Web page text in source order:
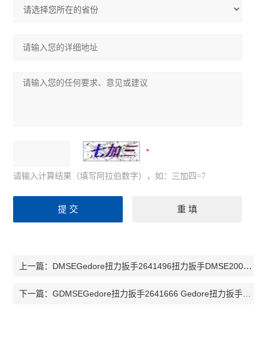
请输入计算结果（填写阿拉伯数字），如：三加四=7
上一篇： DMSEGedore扭力扳手2641496扭力扳手DMSE200 DMSE400扭矩扳手DMSE300
下一篇：GDMSEGedore扭力扳手2641666 Gedore扭力扳手GDMSE150棘轮头GDMSE